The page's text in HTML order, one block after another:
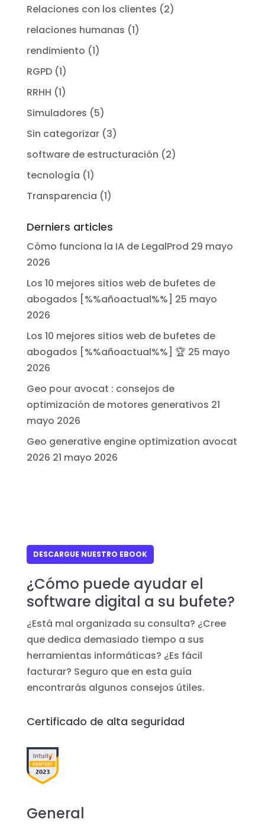
Relaciones con los clientes (2)
relaciones humanas (1)
rendimiento (1)
RGPD(1)
RRHH (1)
Simuladores (5)
Sin categorizar(3)
software de estructuración (2)
tecnología (1)
Transparencia (1)
Derniers articles
Cómo funciona la IA de LegalProd 29 mayo
2026
Los 10 mejores sitios web de bufetes de
abogados [%%añoactual%%] 25 mayo
2026
Los 10 mejores sitios web de bufetes de
abogados [%%añoactual%%] 🏆 25 mayo
2026
Geo pour avocat : consejos de
optimización de motores generativos 21
mayo 2026
Geo generative engine optimization avocat
2026 21 mayo 2026
DESCARGUE NUESTRO EBOOK
¿Cómo puede ayudar el
software digital a su bufete?
¿Está mal organizada su consulta? ¿Cree
que dedica demasiado tiempo a sus
herramientas informáticas? ¿Es fácil
facturar? Seguro que en esta guía
encontrarás algunos consejos útiles.
Certificado de alta seguridad
General